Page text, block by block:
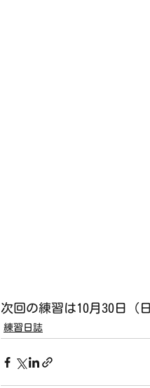
次回の練習は10月30日（
練習日誌